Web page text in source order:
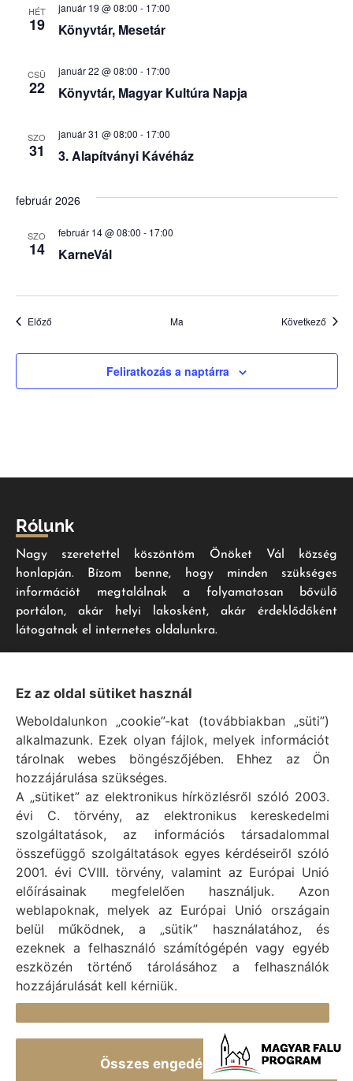
HÉT
19 Könyvtár, Mesetár
január 19 @ 08:00 - 17:00
CSÜ
22 Könyvtár, Magyar Kultúra Napja
január 22 @ 08:00 - 17:00
SZO
31 3. Alapítványi Kávéház
január 31 @ 08:00 - 17:00
február 2026
SZO
14 KarneVál
február 14 @ 08:00 - 17:00
ElőzőEsemények Ma Következő
Feliratkozás a naptárra
Rólunk
Nagy szeretettel köszöntöm Önöket Vál község
honlapján. Bízom benne, hogy minden szükséges
információt megtalálnak a folyamatosan bővülő
portálon, akár helyi lakosként, akár érdeklődőként
látogatnak el internetes oldalunkra.
Impresszum
Vál Község Önkormányzat hivatalos honlapja
Vál Község Önkormányzat © 1996 - 2020
Adószám: 15727079-2-07
Adatvédelmi tájékoztató
Felelős: Bechtold Tamás polgármester
Cím: H-2473 Vál, Vajda János utca 2.
Telefon: +36 (22) 353-411
E-mail: polgarmester@val.hu
Elérhetőségek
+36 (22) 353-411
titkarsag@val.hu
Ez az oldal sütiket használ
Weboldalunkon „cookie”-kat (továbbiakban „süti”)
alkalmazunk. Ezek olyan fájlok, melyek információt
tárolnak webes böngészőjében. Ehhez az Ön
hozzájárulása szükséges.
A „sütiket” az elektronikus hírközlésről szóló 2003.
évi C. törvény, az elektronikus kereskedelmi
szolgáltatások, az információs társadalommal
összefüggő szolgáltatások egyes kérdéseiről szóló
2001. évi CVIII. törvény, valamint az Európai Unió
előírásainak megfelelően használjuk. Azon
weblapoknak, melyek az Európai Unió országain
belül működnek, a „sütik” használatához, és
ezeknek a felhasználó számítógépén vagy egyéb
eszközén történő tárolásához a felhasználók
hozzájárulását kell kérniük.
Összes engedélyezése